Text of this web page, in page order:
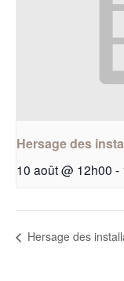
Hersage des
10 août @ 12h00 -
Hersage des